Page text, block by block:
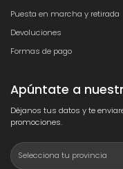
Puesta en marcha y retirada
Devoluciones
Formas de pago
Apúntate a
Déjanos tus datos y te
promociones.